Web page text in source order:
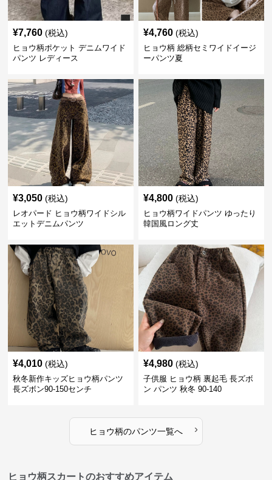
¥7,760 (税込)
ヒョウ柄ポケット デニムワイド
パンツ レディース
¥4,760 (税込)
ヒョウ柄 総柄セミワイドイージ
ーパンツ夏
¥3,050 (税込)
レオパード ヒョウ柄ワイドシル
エットデニムパンツ
¥4,800 (税込)
ヒョウ柄ワイドパンツ ゆったり
韓国風ロング丈
¥4,010 (税込)
秋冬新作キッズヒョウ柄パンツ
長ズボン90-150センチ
¥4,980 (税込)
子供服 ヒョウ柄 裏起毛 長ズボ
ン パンツ 秋冬 90-140
ヒョウ柄のパンツ一覧へ ›
ヒョウ柄スカートのおすすめアイテム